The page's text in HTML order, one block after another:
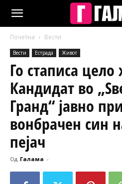
Почетна Вести
Вести Естрада Живот
Го стаписа
Кандидат во
Гранд“ јавно
вонбрачен син
пејач
Од Галама -